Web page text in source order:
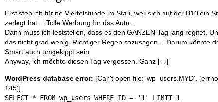
Erst steh ich für ne Viertelstunde im Stau, weil sich auf der B10 ein
zerlegt hat… Tolle Werbung für das Auto…
Dann muss ich feststellen, dass es den GANZEN Tag lang regnet.
das nicht grad wenig. Richtiger Regen sozusagen… Darum könnte
Smart auch umgekippt sein
Anyway, ich möchte diesen Tag vergessen. Ganz […]
WordPress database error: [Can't open file: 'wp_users.MYD'.
145)]
SELECT * FROM wp_users WHERE ID = '1' LIMIT 1